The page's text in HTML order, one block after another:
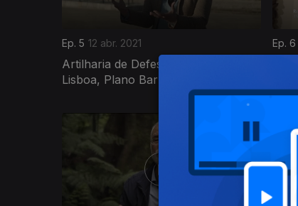
Ep. 5 12 abr. 2021
Artilharia de Defesa da Costa de
Lisboa, Plano Barron
Ep. 6